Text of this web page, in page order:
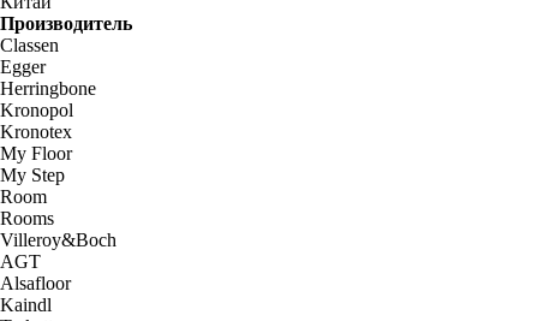
Производитель
Classen
Egger
Herringbone
Kronopol
Kronotex
My Floor
My Step
Room
Rooms
Villeroy&Boch
AGT
Alsafloor
Kaindl